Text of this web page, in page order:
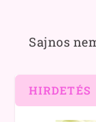
Sajnos
HIRDETÉS